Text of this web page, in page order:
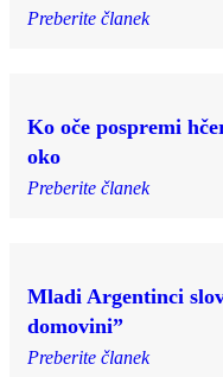
Preberite članek
Ko oče pospremi
oko
Preberite članek
Mladi Argentinci
domovini”
Preberite članek